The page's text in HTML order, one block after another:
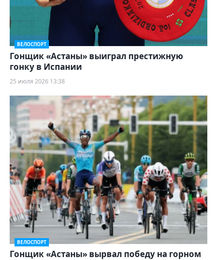
ВЕЛОСПОРТ
Гонщик «Астаны» выиграл престижную
гонку в Испании
25 июля 2026 13:38
ВЕЛОСПОРТ
Гонщик «Астаны» вырвал победу на горном